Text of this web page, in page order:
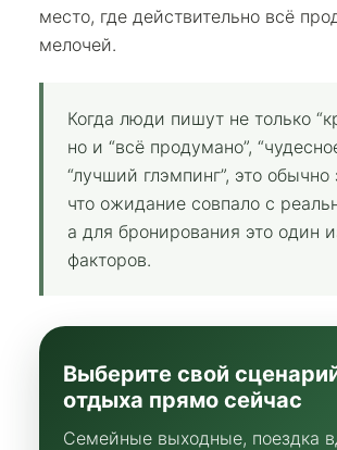
место, где действительно всё
мелочей.
Когда люди пишут не только
но и “всё продумано”,
“лучший глэмпинг”, это обычно
что ожидание совпало с
а для бронирования это один
факторов.
Выберите свой
отдыха прямо сейчас
Семейные выходные, поездка